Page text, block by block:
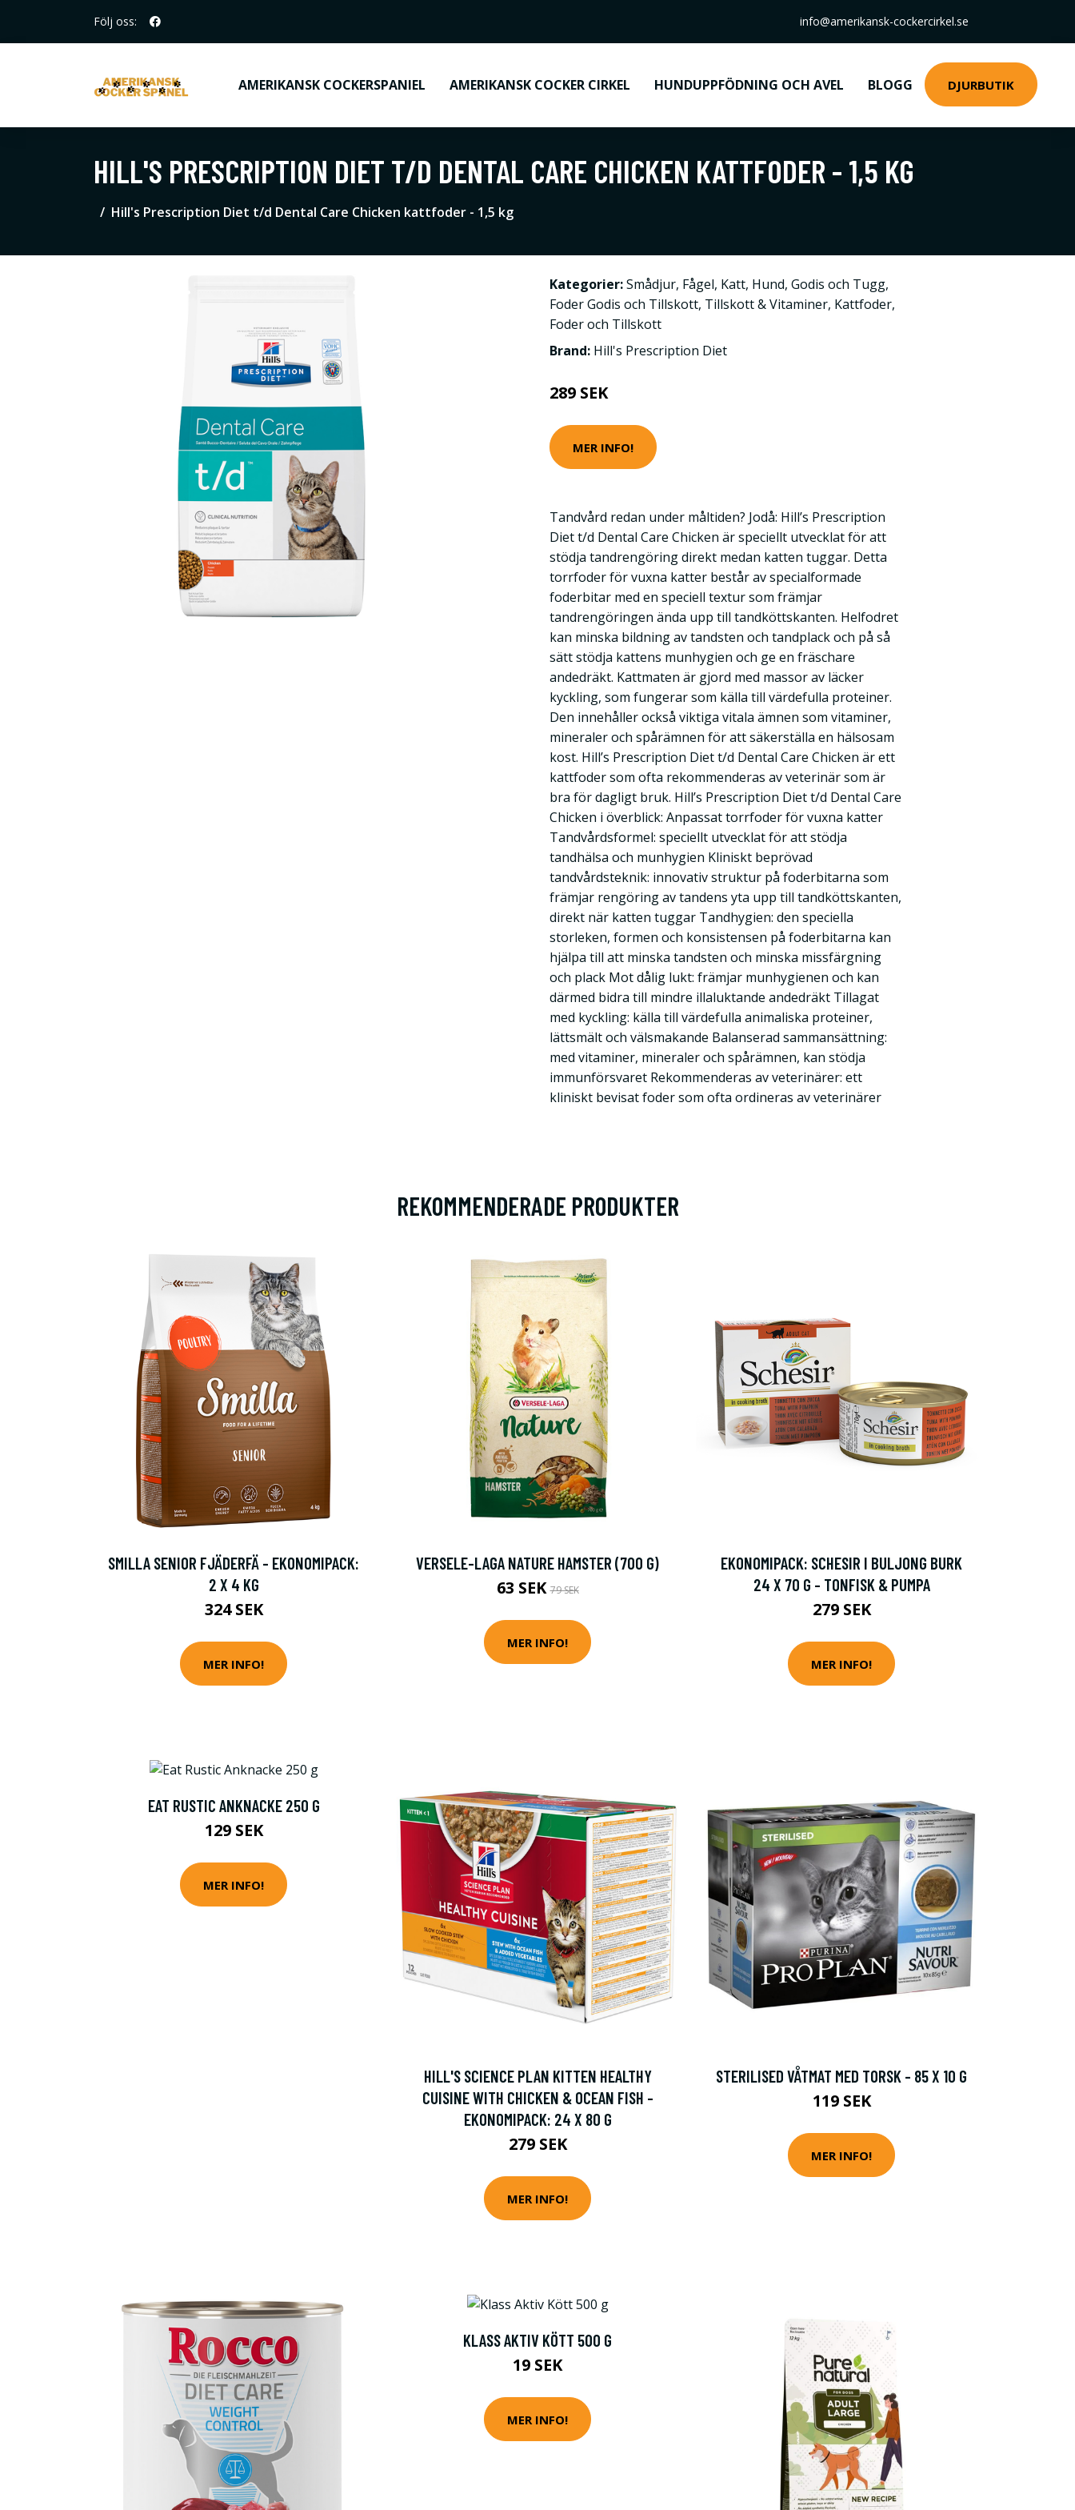
Följ oss: info@amerikansk-cockercirkel.se
AMERIKANSK COCKERSPANIEL AMERIKANSK COCKER CIRKEL HUNDUPPFÖDNING OCH AVEL BLOGG DJURBUTIK
HILL'S PRESCRIPTION DIET T/D DENTAL CARE CHICKEN KATTFODER - 1,5 KG
Hill's Prescription Diet t/d Dental Care Chicken kattfoder - 1,5 kg
Kategorier:Smådjur, Fågel, Katt, Hund, Godis och Tugg,
Foder Godis och Tillskott, Tillskott & Vitaminer, Kattfoder,
Foder och Tillskott
Brand: Hill's Prescription Diet
289 SEK
MER INFO!
Tandvård redan under måltiden? Jodå: Hill’s Prescription
Diet t/d Dental Care Chicken är speciellt utvecklat för att
stödja tandrengöring direkt medan katten tuggar. Detta
torrfoder för vuxna katter består av specialformade
foderbitar med en speciell textur som främjar
tandrengöringen ända upp till tandköttskanten. Helfodret
kan minska bildning av tandsten och tandplack och på så
sätt stödja kattens munhygien och ge en fräschare
andedräkt. Kattmaten är gjord med massor av läcker
kyckling, som fungerar som källa till värdefulla proteiner.
Den innehåller också viktiga vitala ämnen som vitaminer,
mineraler och spårämnen för att säkerställa en hälsosam
kost. Hill’s Prescription Diet t/d Dental Care Chicken är ett
kattfoder som ofta rekommenderas av veterinär som är
bra för dagligt bruk. Hill’s Prescription Diet t/d Dental Care
Chicken i överblick: Anpassat torrfoder för vuxna katter
Tandvårdsformel: speciellt utvecklat för att stödja
tandhälsa och munhygien Kliniskt beprövad
tandvårdsteknik: innovativ struktur på foderbitarna som
främjar rengöring av tandens yta upp till tandköttskanten,
direkt när katten tuggar Tandhygien: den speciella
storleken, formen och konsistensen på foderbitarna kan
hjälpa till att minska tandsten och minska missfärgning
och plack Mot dålig lukt: främjar munhygienen och kan
därmed bidra till mindre illaluktande andedräkt Tillagat
med kyckling: källa till värdefulla animaliska proteiner,
lättsmält och välsmakande Balanserad sammansättning:
med vitaminer, mineraler och spårämnen, kan stödja
immunförsvaret Rekommenderas av veterinärer: ett
kliniskt bevisat foder som ofta ordineras av veterinärer
REKOMMENDERADE PRODUKTER
SMILLA SENIOR FJÄDERFÄ - EKONOMIPACK:
2 X 4 KG
324 SEK
MER INFO!
VERSELE-LAGA NATURE HAMSTER (700 G)
63 SEK79 SEK
MER INFO!
EKONOMIPACK: SCHESIR I BULJONG BURK
24 X 70 G - TONFISK & PUMPA
279 SEK
MER INFO!
EAT RUSTIC ANKNACKE 250 G
129 SEK
MER INFO!
HILL'S SCIENCE PLAN KITTEN HEALTHY
CUISINE WITH CHICKEN & OCEAN FISH -
EKONOMIPACK: 24 X 80 G
279 SEK
MER INFO!
STERILISED VÅTMAT MED TORSK - 85 X 10 G
119 SEK
MER INFO!
KLASS AKTIV KÖTT 500 G
19 SEK
MER INFO!